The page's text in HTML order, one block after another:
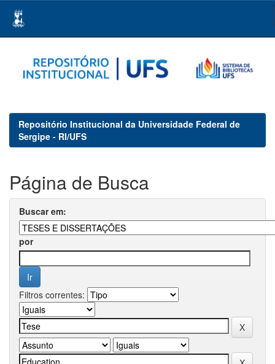
navigation
Repositório Institucional da Universidade Federal de
Sergipe - RI/UFS
Página de Busca
Buscar em:
por
Filtros correntes: